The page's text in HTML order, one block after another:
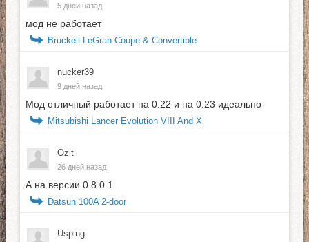
5 дней назад
мод не работает
Bruckell LeGran Coupe & Convertible
nucker39
9 дней назад
Мод отличный работает на 0.22 и на 0.23 идеально
Mitsubishi Lancer Evolution VIII And X
Ozit
26 дней назад
А на версии 0.8.0.1
Datsun 100A 2-door
Usping